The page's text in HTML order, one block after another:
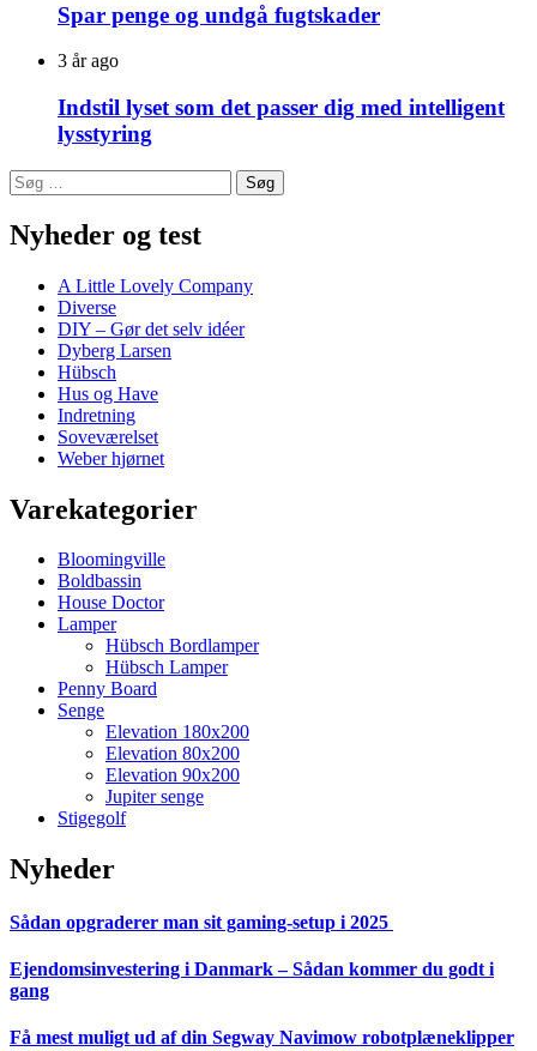
Spar penge og undgå fugtskader
3 år ago
Indstil lyset som det passer dig med intelligent
lysstyring
Søg
efter:
Nyheder og test
A Little Lovely Company
Diverse
DIY – Gør det selv idéer
Dyberg Larsen
Hübsch
Hus og Have
Indretning
Soveværelset
Weber hjørnet
Varekategorier
Bloomingville
Boldbassin
House Doctor
Lamper
Hübsch Bordlamper
Hübsch Lamper
Penny Board
Senge
Elevation 180x200
Elevation 80x200
Elevation 90x200
Jupiter senge
Stigegolf
Nyheder
Sådan opgraderer man sit gaming-setup i 2025
Ejendomsinvestering i Danmark – Sådan kommer du godt i
gang
Få mest muligt ud af din Segway Navimow robotplæneklipper